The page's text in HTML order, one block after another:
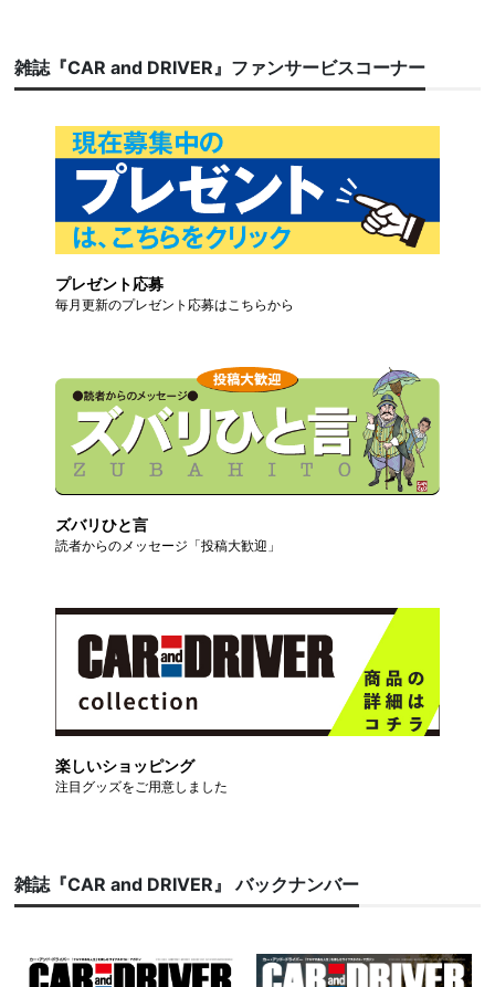
雑誌『CAR and DRIVER』ファンサービスコーナー
プレゼント応募
毎月更新のプレゼント応募はこちらから
ズバリひと言
読者からのメッセージ「投稿大歓迎」
楽しいショッピング
注目グッズをご用意しました
雑誌『CAR and DRIVER』 バックナンバー